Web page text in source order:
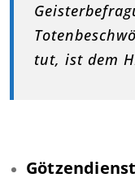
tut, ist dem